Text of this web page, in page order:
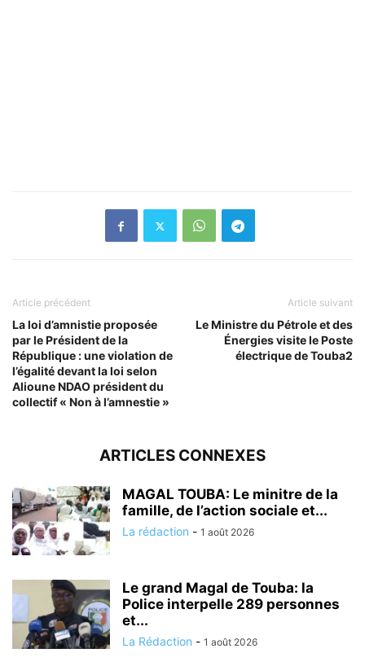
Article précédent
La loi d’amnistie proposée
par le Président de la
République : une violation de
l’égalité devant la loi selon
Alioune NDAO président du
collectif « Non à l’amnestie »
Article suivant
Le Ministre du Pétrole et des
Énergies visite le Poste
électrique de Touba2
ARTICLES CONNEXES
MAGAL TOUBA: Le minitre de la
famille, de l’action sociale et...
La rédaction - 1 août 2026
Le grand Magal de Touba: la
Police interpelle 289 personnes
et...
La Rédaction - 1 août 2026